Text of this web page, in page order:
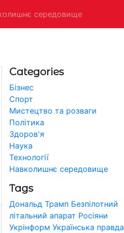
середовище
Categories
Бізнес
Спорт
Мистецтво та розваги
Політика
Здоров'я
Наука
Технології
Навколишнє середовище
Tags
Дональд Трамп Безпілотний
літальний апарат Росіяни
Укрінформ Українська правда